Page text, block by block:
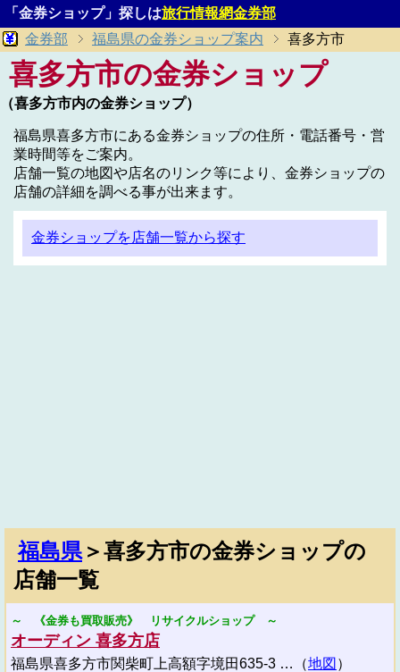
「金券ショップ」探しは旅行情報網金券部
金券部
福島県の金券ショップ案内 喜多方市
喜多方市の金券ショップ
（喜多方市内の金券ショップ）
福島県喜多方市にある金券ショップの住所・電話番号・営
業時間等をご案内。
店舗一覧の地図や店名のリンク等により、金券ショップの
店舗の詳細を調べる事が出来ます。
金券ショップを店舗一覧から探す
福島県＞喜多方市の金券ショップの
店舗一覧
～ 《金券も買取販売》 リサイクルショップ ～
オーディン 喜多方店
福島県喜多方市関柴町上高額字境田635-3 …（地図 ）